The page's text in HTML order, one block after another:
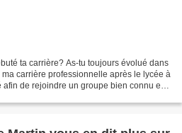
ta carrière? As-tu toujours évolué dans
carrière professionnelle après le lycée à
afin de rejoindre un groupe bien connu en